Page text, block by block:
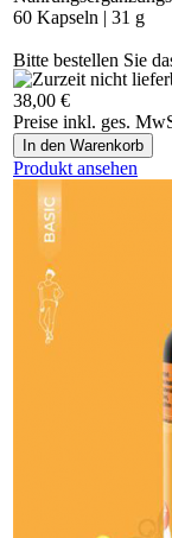
60 Kapseln | 31 g
Bitte bestellen Sie
https://
38,00 €
Preise inkl. ges.
Produkt ansehen